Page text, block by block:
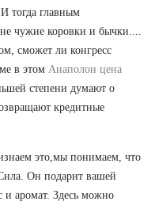
тогда главным
чужие коровки и бычки....
сможет ли конгресс
в этом Анаполон цена
степени думают о
кредитные
это,мы понимаем, что
Он подарит вашей
и аромат. Здесь можно